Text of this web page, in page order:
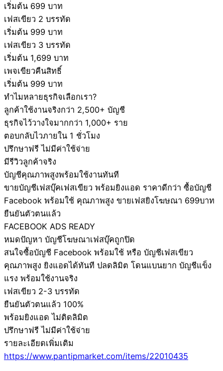
เริ่มต้น 699 บาท
เฟสเขียว 2 บรรทัด
เริ่มต้น 999 บาท
เฟสเขียว 3 บรรทัด
เริ่มต้น 1,699 บาท
เพจเขียวคืนสิทธิ์
เริ่มต้น 999 บาท
ทำไมหลายธุรกิจเลือกเรา?
ลูกค้าใช้งานจริงกว่า 2,500+ บัญชี
ธุรกิจไว้วางใจมากกว่า 1,000+ ราย
ตอบกลับไวภายใน 1 ชั่วโมง
ปรึกษาฟรี ไม่มีค่าใช้จ่าย
มีรีวิวลูกค้าจริง
บัญชีคุณภาพสูงพร้อมใช้งานทันที
ขายบัญชีเฟสบุ๊คเฟสเขียว พร้อมยิงแอด ราคาดีกว่า ซื้อบัญชี
Facebook พร้อมใช้ คุณภาพสูง ขายเฟสยิงโฆษณา 699บาท
ยืนยันตัวตนแล้ว
FACEBOOK ADS READY
หมดปัญหา บัญชีโฆษณาเฟสบุ๊คถูกปิด
สนใจซื้อบัญชี Facebook พร้อมใช้ หรือ บัญชีเฟสเขียว
คุณภาพสูง ยิงแอดได้ทันที ปลดลิมิต โดนแบนยาก บัญชีแข็ง
แรง พร้อมใช้งานจริง
เฟสเขียว 2-3 บรรทัด
ยืนยันตัวตนแล้ว 100%
พร้อมยิงแอด ไม่ติดลิมิต
ปรึกษาฟรี ไม่มีค่าใช้จ่าย
รายละเอียดเพิ่มเติม
https://www.pantipmarket.com/items/22010435